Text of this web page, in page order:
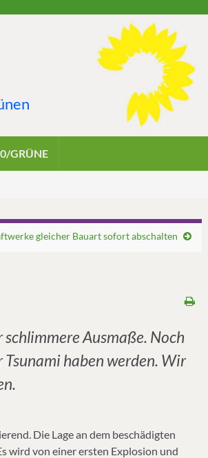
GRÜNE
gleicher Bauart sofort abschalten
Ausmaße. Noch
Tsunami haben werden. Wir
Die Lage an dem beschädigten
Es wird von einer ersten Explosion und